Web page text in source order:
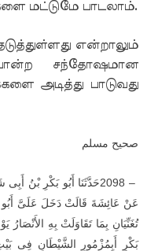
மட்டுமே பாடலாம்.
என்றாலும்
சந்தோஷமான
அடித்து பாடுவது
صحيح مسلم
2098 –حَدَّثَنَا أَبُو بَكْرِ بْنُ
عَنْ عَائِشَةَ قَالَتْ دَخَلَ عَلَىَّ أَبُو
تُغَنِّيَانِ بِمَا تَقَاوَلَتْ بِهِ الأَنْصَارُ
بَكْرٍ أَبِمُزْمُورِ الشَّيْطَانِ فِى